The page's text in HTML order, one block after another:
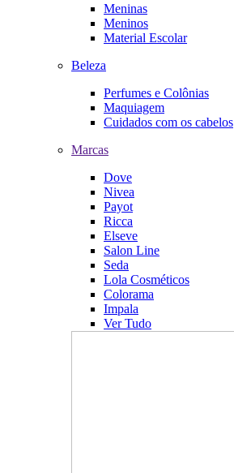
Meninas
Meninos
Material Escolar
Beleza
Perfumes e Colônias
Maquiagem
Cuidados com os cabelos
Marcas
Dove
Nivea
Payot
Ricca
Elseve
Salon Line
Seda
Lola Cosméticos
Colorama
Impala
Ver Tudo